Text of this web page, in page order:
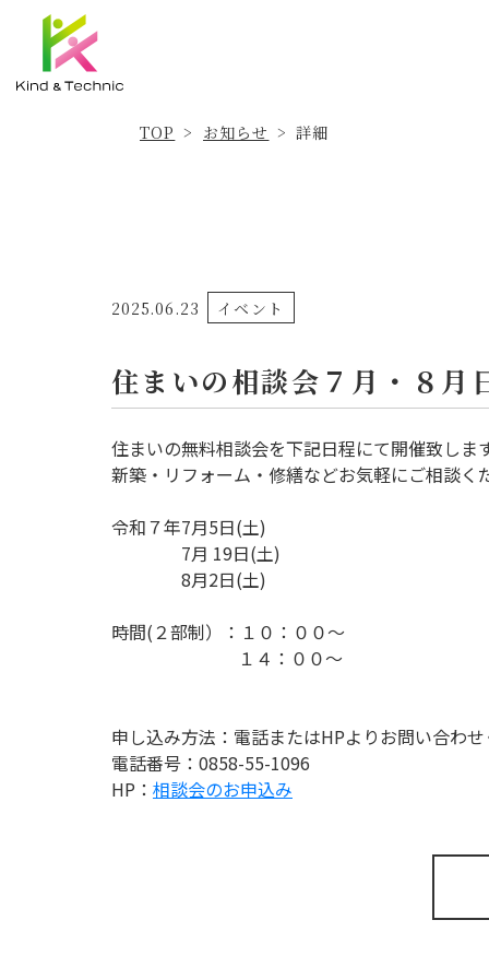
TOP > お知らせ > 詳細
2025.06.23 イベント
住まいの相談会７月・８月
住まいの無料相談会を下記日程にて開催致します
新築・リフォーム・修繕などお気軽にご相談く
令和７年7月5日(土)
7月 19日(土)
8月2日(土)
時間(２部制）：１０：００～
１４：００～
申し込み方法：電話またはHPよりお問い合わせ
電話番号：0858-55-1096
HP： 相談会のお申込み